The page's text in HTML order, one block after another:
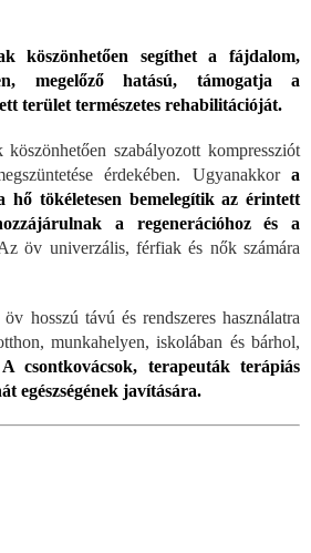
köszönhetően segíthet a fájdalom,
megelőző hatású, támogatja a
terület természetes rehabilitációját.
szabályozott kompressziót
érdekében. Ugyanakkor a
hő tökéletesen bemelegítik az érintett
a regenerációhoz és a
öv univerzális, férfiak és nők számára
hosszú távú és rendszeres használatra
munkahelyen, iskolában és bárhol,
A csontkovácsok, terapeuták terápiás
egészségének javítására.